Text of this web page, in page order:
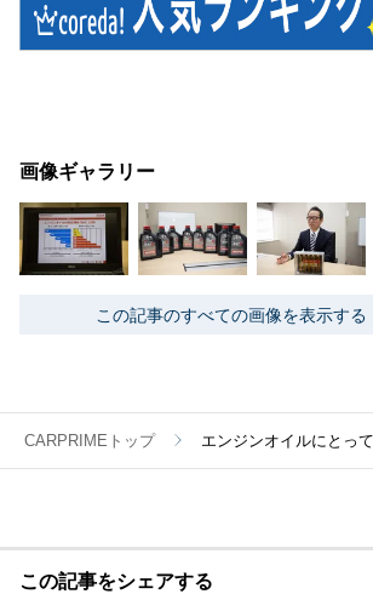
画像ギャラリー
この記事のすべての画像を表示する
CARPRIMEトップ エンジンオイルにとっ
この記事をシェアする